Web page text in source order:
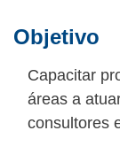
Objetivo
Capacitar
áreas a
consultores